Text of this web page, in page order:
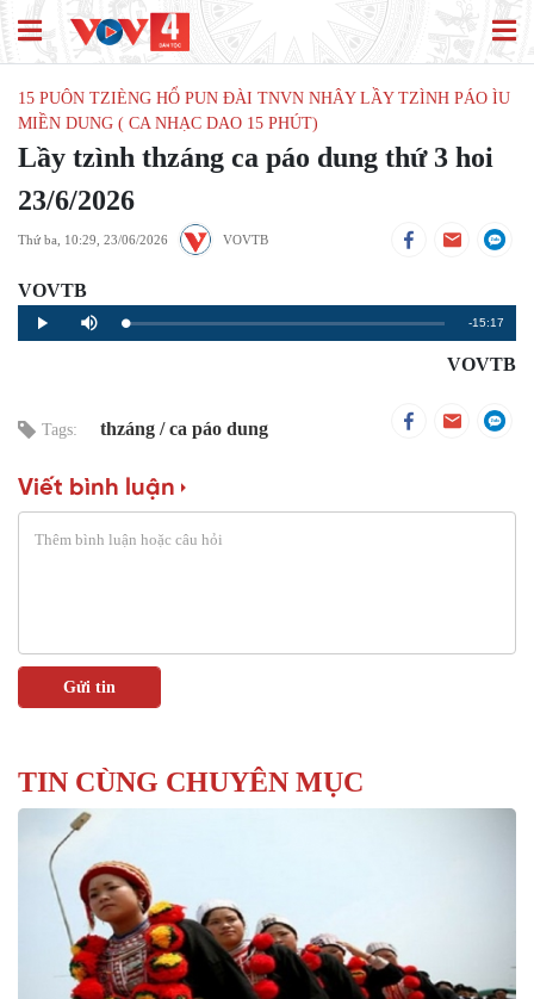
15 PUÔN TZIÈNG HỔ PUN ĐÀI TNVN NHÂY LẦY TZÌNH PÁO ÌU
MIỀN DUNG ( CA NHẠC DAO 15 PHÚT)
Lầy tzình thzáng ca páo dung thứ 3 hoi
23/6/2026
Thứ ba, 10:29, 23/06/2026 VOVTB
VOVTB
Play Mute Loaded:
0%
Progress:
0%
Remaining
Time
-15:17
VOVTB
Tags: thzáng ca páo dung
Viết bình luận
TIN CÙNG CHUYÊN MỤC